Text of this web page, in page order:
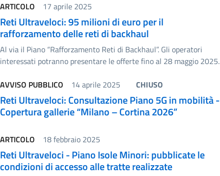
ARTICOLO
17 aprile 2025
Reti Ultraveloci: 95 milioni di euro per il
rafforzamento delle reti di backhaul
Al via il Piano “Rafforzamento Reti di Backhaul”. Gli operatori
interessati potranno presentare le offerte fino al 28 maggio 2025.
AVVISO PUBBLICO
14 aprile 2025 CHIUSO
Reti Ultraveloci: Consultazione Piano 5G in mobilità -
Copertura gallerie “Milano – Cortina 2026”
ARTICOLO 18 febbraio 2025
Reti Ultraveloci - Piano Isole Minori: pubblicate le
condizioni di accesso alle tratte realizzate